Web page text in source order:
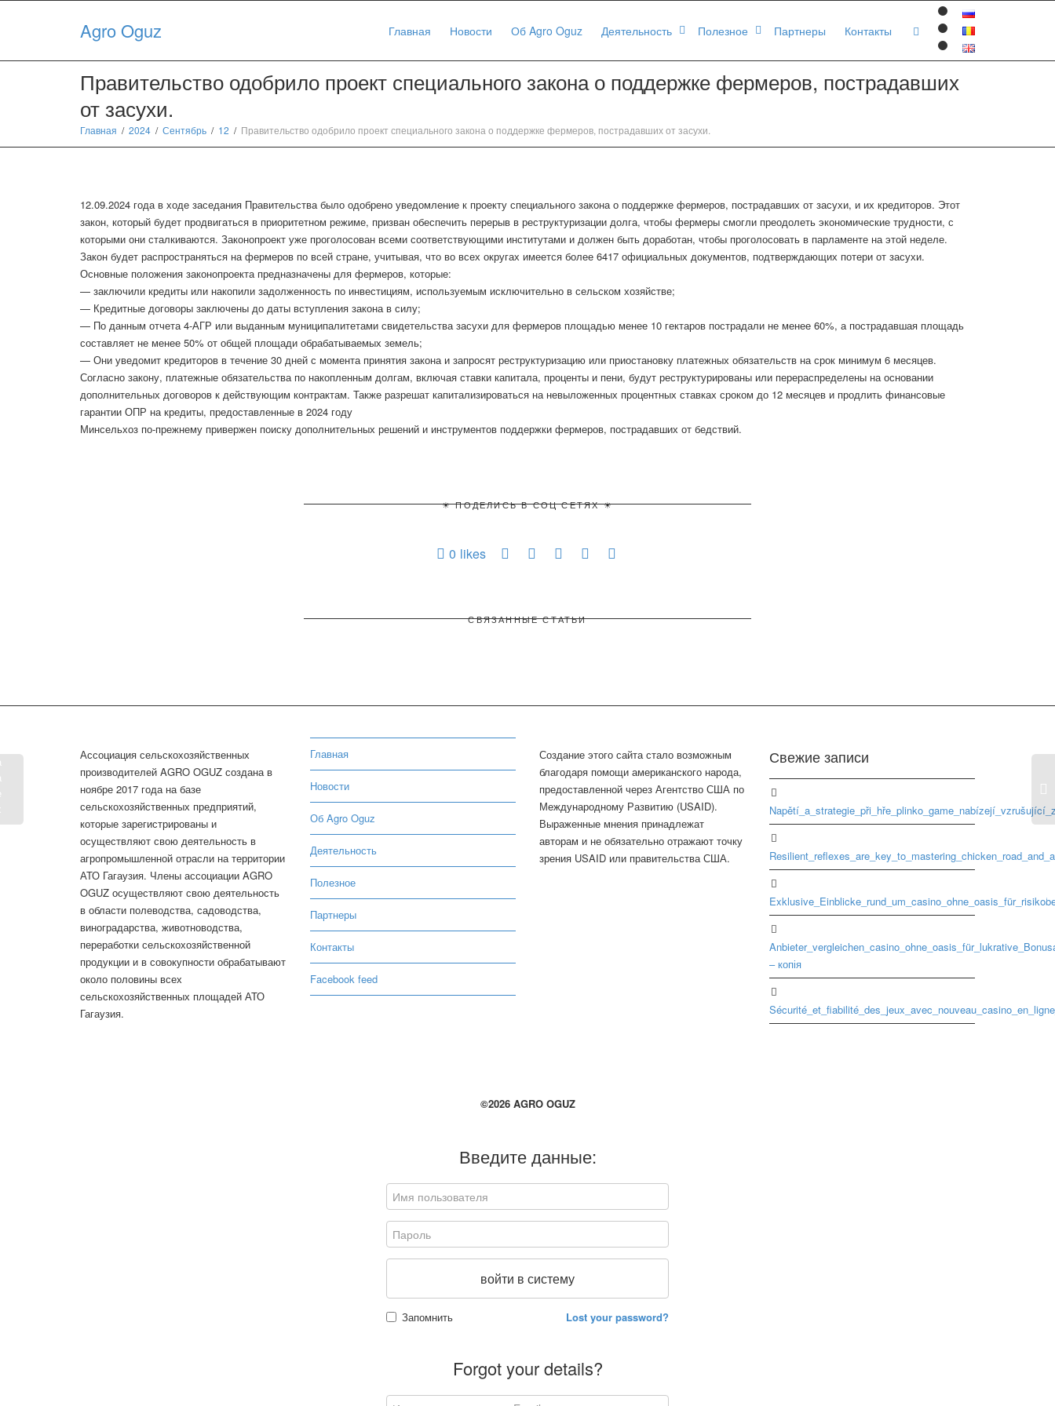
Agro Oguz Главная Новости Об Agro Oguz Деятельность Полезное Партнеры Контакты
Правительство одобрило проект специального закона о поддержке фермеров, пострадавших
от засухи.
Главная 2024 Сентябрь 12 Правительство одобрило проект специального закона о поддержке фермеров, пострадавших от засухи.
12.09.2024 года в ходе заседания Правительства было одобрено уведомление к проекту специального закона о поддержке фермеров, пострадавших от засухи, и их кредиторов. Этот
закон, который будет продвигаться в приоритетном режиме, призван обеспечить перерыв в реструктуризации долга, чтобы фермеры смогли преодолеть экономические трудности, с
которыми они сталкиваются. Законопроект уже проголосован всеми соответствующими институтами и должен быть доработан, чтобы проголосовать в парламенте на этой неделе.
Закон будет распространяться на фермеров по всей стране, учитывая, что во всех округах имеется более 6417 официальных документов, подтверждающих потери от засухи.
Основные положения законопроекта предназначены для фермеров, которые:
— заключили кредиты или накопили задолженность по инвестициям, используемым исключительно в сельском хозяйстве;
— Кредитные договоры заключены до даты вступления закона в силу;
— По данным отчета 4-АГР или выданным муниципалитетами свидетельства засухи для фермеров площадью менее 10 гектаров пострадали не менее 60%, а пострадавшая площадь
составляет не менее 50% от общей площади обрабатываемых земель;
— Они уведомит кредиторов в течение 30 дней с момента принятия закона и запросят реструктуризацию или приостановку платежных обязательств на срок минимум 6 месяцев.
Согласно закону, платежные обязательства по накопленным долгам, включая ставки капитала, проценты и пени, будут реструктурированы или перераспределены на основании
дополнительных договоров к действующим контрактам. Также разрешат капитализироваться на невыложенных процентных ставках сроком до 12 месяцев и продлить финансовые
гарантии ОПР на кредиты, предоставленные в 2024 году
Минсельхоз по-прежнему привержен поиску дополнительных решений и инструментов поддержки фермеров, пострадавших от бедствий.
☀ ПОДЕЛИСЬ В СОЦ СЕТЯХ ☀
0 likes
СВЯЗАННЫЕ СТАТЬИ
Ассоциация сельскохозяйственных
производителей AGRO OGUZ создана в
ноябре 2017 года на базе
сельскохозяйственных предприятий,
которые зарегистрированы и
осуществляют свою деятельность в
агропромышленной отрасли на территории
АТО Гагаузия. Члены ассоциации AGRO
OGUZ осуществляют свою деятельность
в области полеводства, садоводства,
виноградарства, животноводства,
переработки сельскохозяйственной
продукции и в совокупности обрабатывают
около половины всех
сельскохозяйственных площадей АТО
Гагаузия.
Главная
Новости
Об Agro Oguz
Деятельность
Полезное
Партнеры
Контакты
Facebook feed
Создание этого сайта стало возможным
благодаря помощи американского народа,
предоставленной через Агентство США по
Международному Развитию (USAID).
Выраженные мнения принадлежат
авторам и не обязательно отражают точку
зрения USAID или правительства США.
Свежие записи
– копія
©2026 AGRO OGUZ
Введите данные:
войти в систему
Запомнить Lost your password?
Forgot your details?